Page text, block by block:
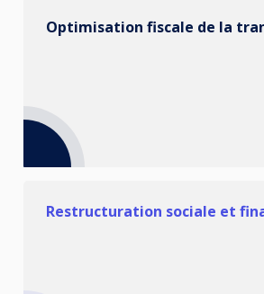
Optimisation fiscale de la
Restructuration sociale et